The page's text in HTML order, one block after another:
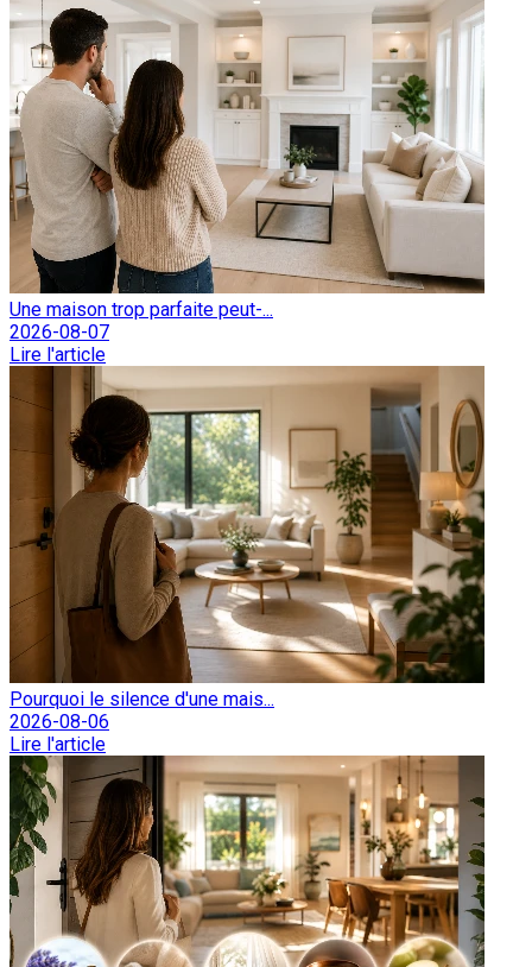
Une maison trop parfaite peut-...
2026-08-07
Lire l'article
Pourquoi le silence d'une mais...
2026-08-06
Lire l'article